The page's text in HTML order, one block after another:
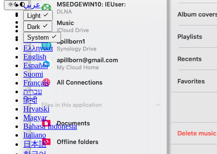
عربي
Català
Čeština
Dansk
Deutsch
Ελληνικά
English
Español
Suomi
Français
עברית
हिन्दी
Hrvatski
Magyar
Bahasa Indonesia
Italiano
日本語
Light
Dark
System